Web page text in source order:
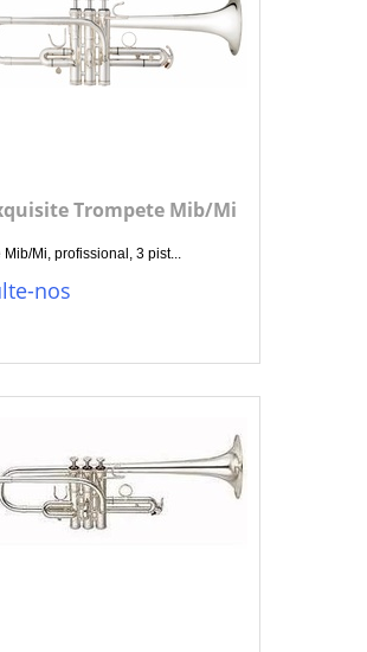
Trompete Mib/Mi
Mib/Mi, profissional, 3 pist...
nos